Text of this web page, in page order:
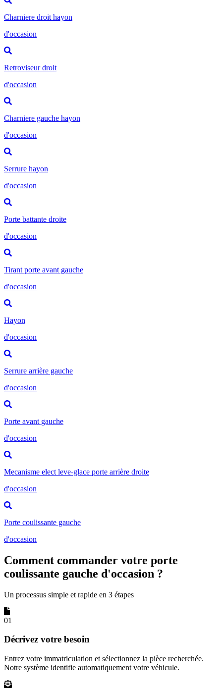
Charniere droit hayon
d'occasion
Retroviseur droit
d'occasion
Charniere gauche hayon
d'occasion
Serrure hayon
d'occasion
Porte battante droite
d'occasion
Tirant porte avant gauche
d'occasion
Hayon
d'occasion
Serrure arrière gauche
d'occasion
Porte avant gauche
d'occasion
Mecanisme elect leve-glace porte arrière droite
d'occasion
Porte coulissante gauche
d'occasion
Comment commander votre porte
coulissante gauche d'occasion ?
Un processus simple et rapide en 3 étapes
01
Décrivez votre besoin
Entrez votre immatriculation et sélectionnez la pièce recherchée.
Notre système identifie automatiquement votre véhicule.